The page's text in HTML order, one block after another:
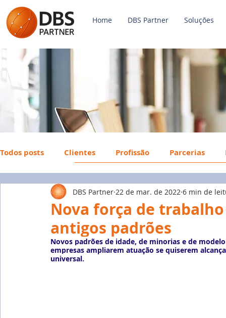
Home DBS Partner Soluções
Todos posts Clientes Profissão Parcerias
FGTS Mercado de Trabalho
Emprego Avaliação de Desempenho
Nova força de
antigos padrões
DBS Partner 22 de mar. de 2022 6 min de
Novos padrões de idade, de minorias e de
empresas ampliarem atuação se quiserem
universal.